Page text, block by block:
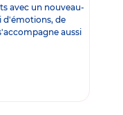
avec un nouveau-
d'émotions, de
aussi